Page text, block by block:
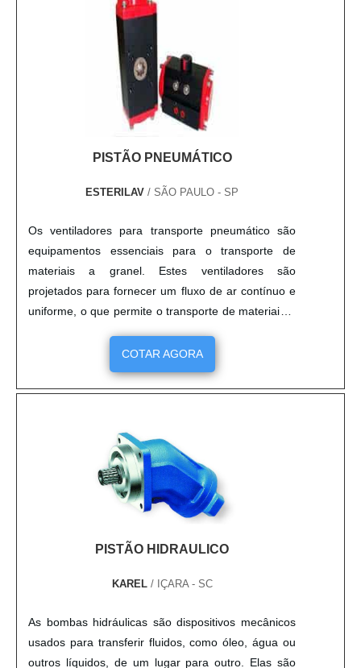
PISTÃO PNEUMÁTICO
ESTERILAV / SÃO PAULO - SP
Os ventiladores para transporte pneumático são
equipamentos essenciais para o transporte de
materiais a granel. Estes ventiladores são
projetados para fornecer um fluxo de ar contínuo e
uniforme, o que permite o transporte de materiais a
granel de forma eficiente e segura. Os ventiladores
para transporte pneumático são fabricados com
materiais resistentes e duráveis, garantindo assim
um desempenho confiável e de longa duração.
industriais, comerciais e domésticas, pois oferecem
um transporte seguro e eficiente de materiais a
COTAR AGORA
PISTÃO HIDRAULICO
KAREL / IÇARA - SC
As bombas hidráulicas são dispositivos mecânicos
usados para transferir fluidos, como óleo, água ou
outros líquidos, de um lugar para outro. Elas são